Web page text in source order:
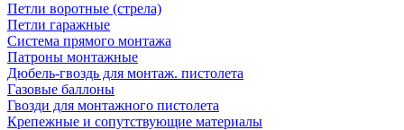
Петли воротные (стрела)
Петли гаражные
Система прямого монтажа
Патроны монтажные
Дюбель-гвоздь для монтаж. пистолета
Газовые баллоны
Гвозди для монтажного пистолета
Крепежные и сопутствующие материалы